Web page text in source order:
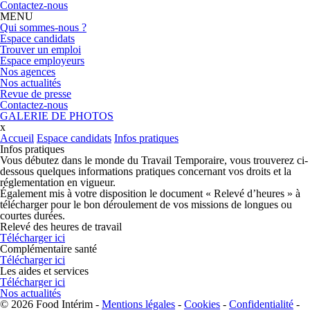
Contactez-nous
MENU
Qui sommes-nous ?
Espace candidats
Trouver un emploi
Espace employeurs
Nos agences
Nos actualités
Revue de presse
Contactez-nous
GALERIE DE PHOTOS
x
Accueil Espace candidats Infos pratiques
Infos pratiques
Vous débutez dans le monde du Travail Temporaire, vous trouverez ci-
dessous quelques informations pratiques concernant vos droits et la
réglementation en vigueur.
Également mis à votre disposition le document « Relevé d’heures » à
télécharger pour le bon déroulement de vos missions de longues ou
courtes durées.
Relevé des heures de travail
Télécharger ici
Complémentaire santé
Télécharger ici
Les aides et services
Télécharger ici
Nos actualités
© 2026 Food Intérim - Mentions légales - Cookies - Confidentialité -